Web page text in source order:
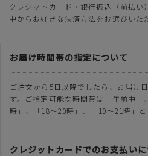
クレジットカード・銀行振込（前払
中からお好きな決済方法をお選びいた
お届け時間帯の指定について
ご注文から5日以降でしたら、お届け
す。ご指定可能な時間帯は「午前中」
時」、「18～20時」、「19～21時」と
クレジットカードでのお支払い